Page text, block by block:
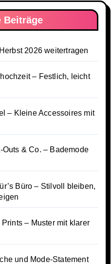
Beiträge
2026 weitertragen
– Festlich, leicht
– Kleine Accessoires mit
& Co. – Bademode
Büro – Stilvoll bleiben,
– Muster mit klarer
und Mode-Statement